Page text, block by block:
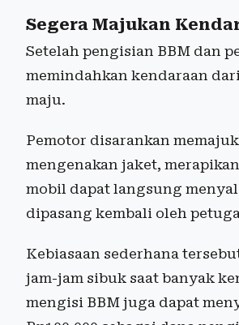
Segera Majukan
Setelah pengisian BBM dan
memindahkan kendaraan
maju.
Pemotor disarankan
mengenakan jaket,
mobil dapat langsung
dipasang kembali oleh
Kebiasaan sederhana
jam-jam sibuk saat banyak
mengisi BBM juga dapat